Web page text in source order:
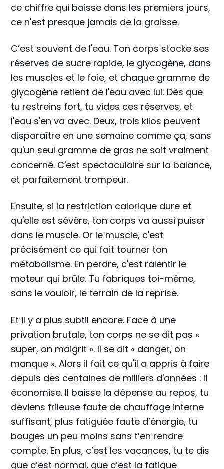
ce chiffre qui baisse dans les premiers jours,
ce n'est presque jamais de la graisse.
C’est souvent de l'eau. Ton corps stocke ses
réserves de sucre rapide, le glycogène, dans
les muscles et le foie, et chaque gramme de
glycogène retient de l'eau avec lui. Dès que
tu restreins fort, tu vides ces réserves, et
l'eau s'en va avec. Deux, trois kilos peuvent
disparaître en une semaine comme ça, sans
qu'un seul gramme de gras ne soit vraiment
concerné. C'est spectaculaire sur la balance,
et parfaitement trompeur.
Ensuite, si la restriction calorique dure et
qu'elle est sévère, ton corps va aussi puiser
dans le muscle. Or le muscle, c'est
précisément ce qui fait tourner ton
métabolisme. En perdre, c'est ralentir le
moteur qui brûle. Tu fabriques toi-même,
sans le vouloir, le terrain de la reprise.
Et il y a plus subtil encore. Face à une
privation brutale, ton corps ne se dit pas «
super, on maigrit ». Il se dit « danger, on
manque ». Alors il fait ce qu'il a appris à faire
depuis des centaines de milliers d'années : il
économise. Il baisse la dépense au repos, tu
deviens frileuse faute de chauffage interne
suffisant, plus fatiguée faute d’énergie, tu
bouges un peu moins sans t’en rendre
compte. En plus, c’est les vacances, tu te dis
que c’est normal, que c’est la fatigue